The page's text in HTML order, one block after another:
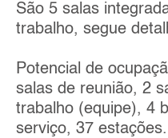
São 5 salas
trabalho, segue
Potencial de
salas de reunião, 2
trabalho (equipe), 4
serviço, 37 estações.